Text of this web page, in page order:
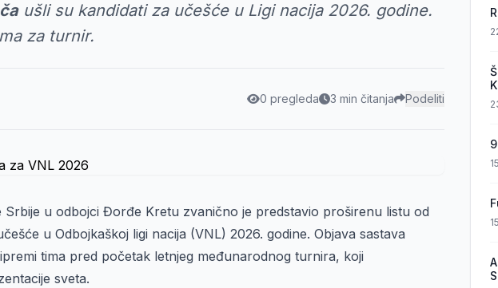
ušli su kandidati za učešće u Ligi nacija 2026. godine.
za turnir.
0 pregleda 3 min čitanja Podeliti
u odbojci Đorđe Kretu zvanično je predstavio proširenu listu od
u Odbojkaškoj ligi nacija (VNL) 2026. godine. Objava sastava
tima pred početak letnjeg međunarodnog turnira, koji
sveta.